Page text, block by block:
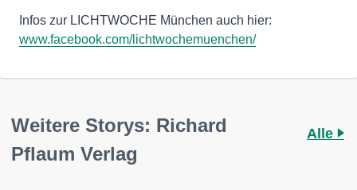
Infos zur LICHTWOCHE München auch hier:
www.facebook.com/lichtwochemuenchen/
Weitere Storys: Richard
Pflaum Verlag
Alle